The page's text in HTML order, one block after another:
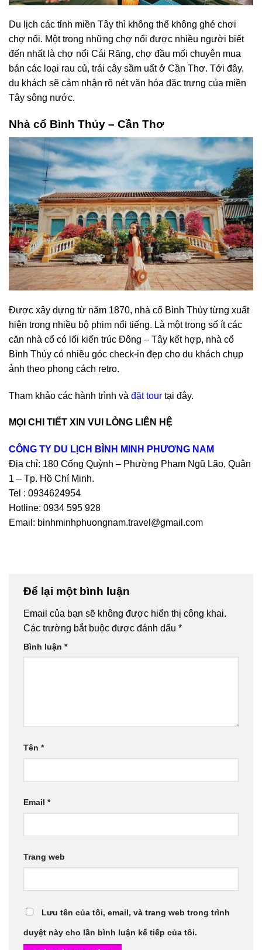
Du lịch các tỉnh miền Tây thì không thể không ghé chơi
chợ nổi. Một trong những chợ nổi được nhiều người biết
đến nhất là chợ nổi Cái Răng, chợ đầu mối chuyên mua
bán các loại rau củ, trái cây sầm uất ở Cần Thơ. Tới đây,
du khách sẽ cảm nhận rõ nét văn hóa đặc trưng của miền
Tây sông nước.
Nhà cổ Bình Thủy – Cần Thơ
Được xây dựng từ năm 1870, nhà cổ Bình Thủy từng xuất
hiện trong nhiều bộ phim nổi tiếng. Là một trong số ít các
căn nhà cổ có lối kiến trúc Đông – Tây kết hợp, nhà cổ
Bình Thủy có nhiều góc check-in đẹp cho du khách chụp
ảnh theo phong cách retro.
Tham khảo các hành trình và đặt tour tại đây.
MỌI CHI TIẾT XIN VUI LÒNG LIÊN HỆ
CÔNG TY DU LỊCH BÌNH MINH PHƯƠNG NAM
Địa chỉ: 180 Cống Quỳnh – Phường Phạm Ngũ Lão, Quận
1 – Tp. Hồ Chí Minh.
Tel : 0934624954
Hotline: 0934 595 928
Email: binhminhphuongnam.travel@gmail.com
Để lại một bình luận
Email của bạn sẽ không được hiển thị công khai.
Các trường bắt buộc được đánh dấu *
Bình luận *
Tên *
Email *
Trang web
Lưu tên của tôi, email, và trang web trong trình
duyệt này cho lần bình luận kế tiếp của tôi.